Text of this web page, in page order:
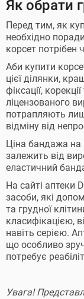
Як обрати
Перед тим, як
необхідно
корсет потрібен
Аби купити
цієї ділянки,
фіксації,
ліцензованого
потрапляють
відміну від
Ціна бандажа на
залежить від
еластичний
На сайті аптеки
засоби, які
та грудної
класифікацією,
навіть серією.
що особливо
потребує
Увага!